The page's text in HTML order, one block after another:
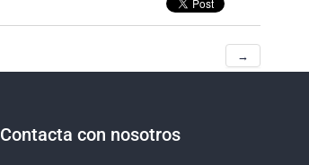
→
Contacta con nosotros